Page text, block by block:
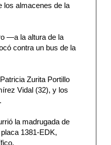
los almacenes de la
—a la altura de la
contra un bus de la
Zurita Portillo
Vidal (32), y los
la madrugada de
1381-EDK,